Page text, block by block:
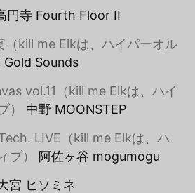
円寺 Fourth Floor II
（kill me Elkは、ハイパーオル
Gold Sounds
vol.11（kill me Elkは、ハイ
）
中野 MOONSTEP
LIVE（kill me Elkは、ハ
ブ）
阿佐ヶ谷 mogumogu
宮 ヒソミネ